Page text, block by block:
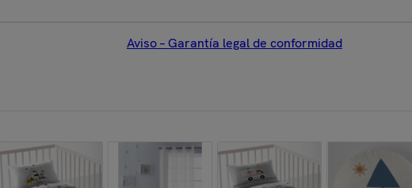
Aviso – Garantía legal de conformidad